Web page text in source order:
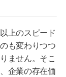
上のスピード
も変わりつつ
ません。そこ
企業の存在価